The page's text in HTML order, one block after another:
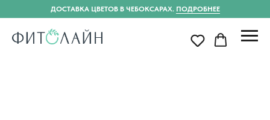
ДОСТАВКА ЦВЕТОВ В ЧЕБОКСАРАХ. ПОДРОБНЕЕ